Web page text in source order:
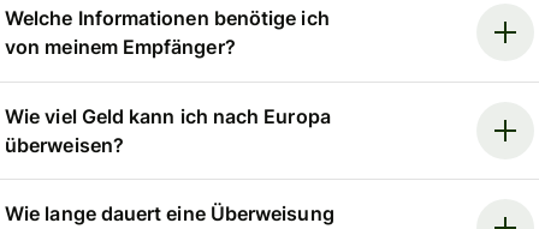
Welche Informationen benötige ich
von meinem Empfänger?
Wie viel Geld kann ich nach Europa
überweisen?
Wie lange dauert eine Überweisung